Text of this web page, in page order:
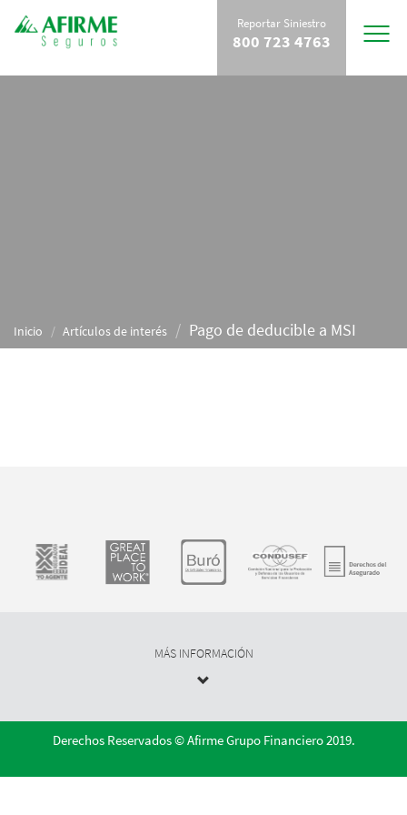
Toggle
Reportar Siniestro
800 723 4763
Inicio Artículos de interés Pago de deducible a MSI
MÁS INFORMACIÓN
Derechos Reservados © Afirme Grupo Financiero 2019.